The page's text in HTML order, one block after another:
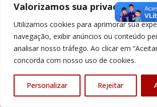
Valorizamos sua privacidade
Utilizamos cookies para aprimorar sua
navegação, exibir anúncios ou conteúdo
analisar nosso tráfego. Ao clicar em
concorda com nosso uso de cookies.
Personalizar Rejeitar